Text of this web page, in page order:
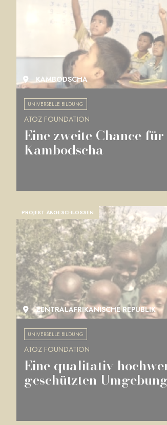
KAMBODSCHA
UNIVERSELLE BILDUNG
ATOZ FOUNDATION
Eine zweite Chance
Kambodscha
PROJEKT ABGESCHLOSSEN
ZENTRALAFRIKANISCHE REPUBLIK
UNIVERSELLE BILDUNG
ATOZ FOUNDATION
Eine qualitativ
geschützten